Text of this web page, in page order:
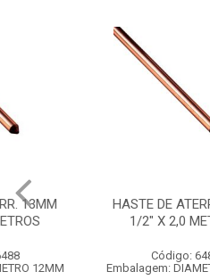
HASTE DE ATERR. 13MM
1/2" X 2,0 METROS
Embalagem: DIAMETRO 12MM